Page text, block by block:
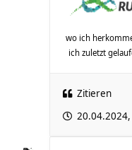
wo ich
ich zuletzt
Zitieren